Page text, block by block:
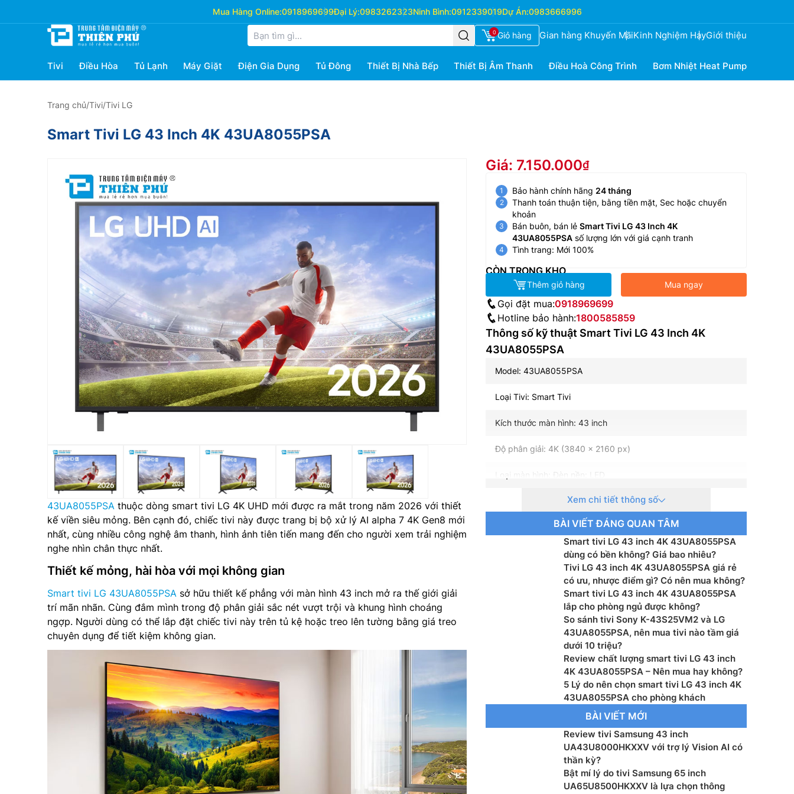
Mua Hàng Online:0918969699Đại Lý:0983262323Ninh Bình:0912339019Dự Án:0983666996
0 Giỏ hàng Gian hàng Khuyến MãiKinh Nghiệm HayGiới thiệu
Tivi Điều Hòa Tủ Lạnh Máy Giặt Điện Gia Dụng Tủ Đông Thiết Bị Nhà Bếp Thiết Bị Âm Thanh Điều Hoà Công Trình Bơm Nhiệt Heat Pump
Trang chủ/Tivi/Tivi LG
Smart Tivi LG 43 Inch 4K 43UA8055PSA
43UA8055PSA thuộc dòng smart tivi LG 4K UHD mới được ra mắt trong năm 2026 với thiết
kế viền siêu mỏng. Bên cạnh đó, chiếc tivi này được trang bị bộ xử lý AI alpha 7 4K Gen8 mới
nhất, cùng nhiều công nghệ âm thanh, hình ảnh tiên tiến mang đến cho người xem trải nghiệm
nghe nhìn chân thực nhất.
Thiết kế mỏng, hài hòa với mọi không gian
Smart tivi LG 43UA8055PSA sở hữu thiết kế phẳng với màn hình 43 inch mở ra thế giới giải
trí mãn nhãn. Cùng đắm mình trong độ phân giải sắc nét vượt trội và khung hình choáng
ngợp. Người dùng có thể lắp đặt chiếc tivi này trên tủ kệ hoặc treo lên tường bằng giá treo
chuyên dụng để tiết kiệm không gian.
Giá: 7.150.000
Bảo hành chính hãng 24 tháng
Thanh toán thuận tiện, bằng tiền mặt, Sec hoặc chuyển
khoản
Bán buôn, bán lẻ Smart Tivi LG 43 Inch 4K
43UA8055PSA số lượng lớn với giá cạnh tranh
Tình trang: Mới 100%
CÒN TRONG KHO
Thêm giỏ hàng Mua ngay
Gọi đặt mua:0918969699
Hotline bảo hành:1800585859
Thông số kỹ thuật Smart Tivi LG 43 Inch 4K
43UA8055PSA
Model: 43UA8055PSA
Loại Tivi: Smart Tivi
Kích thước màn hình: 43 inch
Độ phân giải: 4K (3840 x 2160 px)
Loại màn hình: Đèn nền: LED
Tần số quét: 60 Hz
Hệ điều hành – Giao diện: WebOS
Bộ xử lý: α7 AI 4K Gen8
Tổng công suất loa: 20 W
Hệ thống loa: 2.0 Ch
Công nghệ âm thanh: AI Sound Pro (Virtual 9.1.2 Up-mix)
Tìm kiếm bằng giọng nói: Tìm kiếm giọng nói trên YouTube
Truyền thanh Kỹ thuật số: DVB-T2 (*VN: DVB-T2C)
Kết nối: Wifi 6, Bluetooth, HDMI, USB, Anynet+ (HDMI-CEC),
Ethernet (LAN), HDMI Audio Return Channel, HDMI (High
Frame Rate), RF In (Terrestrial / Cable input)
Điều khiển từ xa: Có
Xem chi tiết thông số
BÀI VIẾT ĐÁNG QUAN TÂM
Smart tivi LG 43 inch 4K 43UA8055PSA
dùng có bền không? Giá bao nhiêu?
Tivi LG 43 inch 4K 43UA8055PSA giá rẻ
có ưu, nhược điểm gì? Có nên mua không?
Smart tivi LG 43 inch 4K 43UA8055PSA
lắp cho phòng ngủ được không?
So sánh tivi Sony K-43S25VM2 và LG
43UA8055PSA, nên mua tivi nào tầm giá
dưới 10 triệu?
Review chất lượng smart tivi LG 43 inch
4K 43UA8055PSA – Nên mua hay không?
5 Lý do nên chọn smart tivi LG 43 inch 4K
43UA8055PSA cho phòng khách
BÀI VIẾT MỚI
Review tivi Samsung 43 inch
UA43U8000HKXXV với trợ lý Vision AI có
thần kỳ?
Bật mí lý do tivi Samsung 65 inch
UA65U8500HKXXV là lựa chọn thông